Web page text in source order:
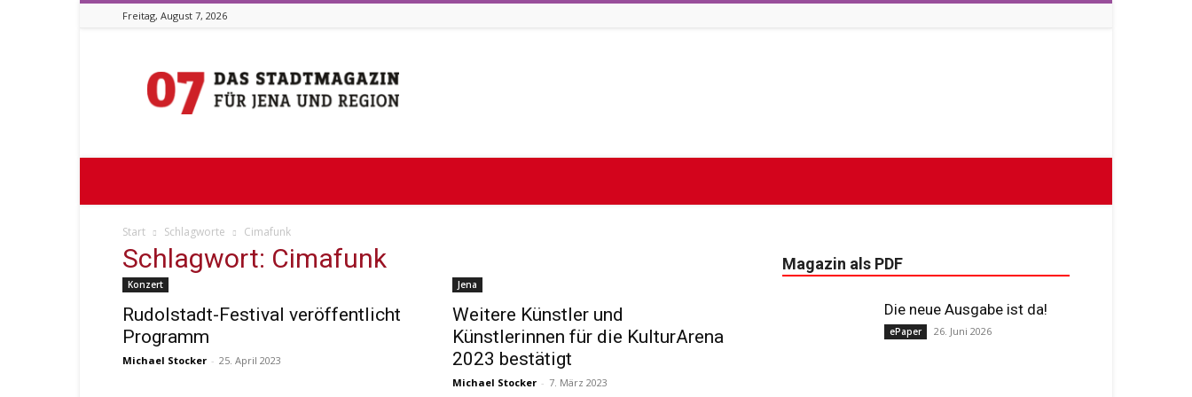
Freitag, August 7, 2026
07
Start Schlagworte Cimafunk
Schlagwort: Cimafunk
Konzert
Rudolstadt-Festival veröffentlicht
Programm
Michael Stocker - 25. April 2023
Jena
Weitere Künstler und
Künstlerinnen für die KulturArena
2023 bestätigt
Michael Stocker - 7. März 2023
Magazin als PDF
Die neue Ausgabe ist da!
ePaper 26. Juni 2026